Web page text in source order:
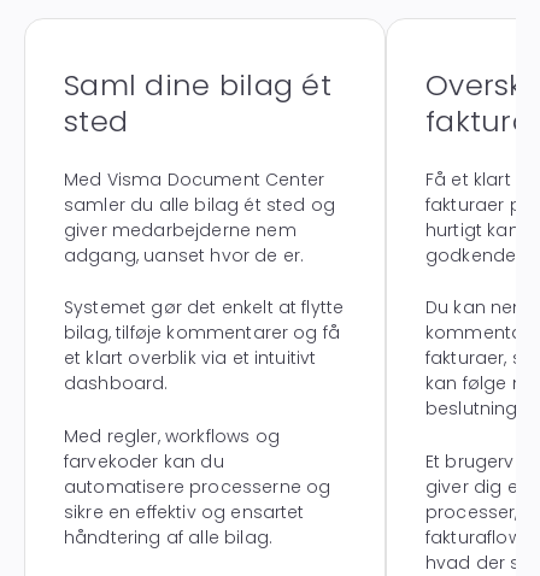
Saml dine bilag ét
sted
Med Visma Document Center
samler du alle bilag ét sted og
giver medarbejderne nem
adgang, uanset hvor de er.
Systemet gør det enkelt at flytte
bilag, tilføje kommentarer og få
et klart overblik via et intuitivt
dashboard.
Med regler, workflows og
farvekoder kan du
automatisere processerne og
sikre en effektiv og ensartet
håndtering af alle bilag.
Få et klart
fakturaer på
hurtigt kan
Du kan
fakturaer,
kan følge
Et
giver dig en
processer,
fakturaflow,
hvad der